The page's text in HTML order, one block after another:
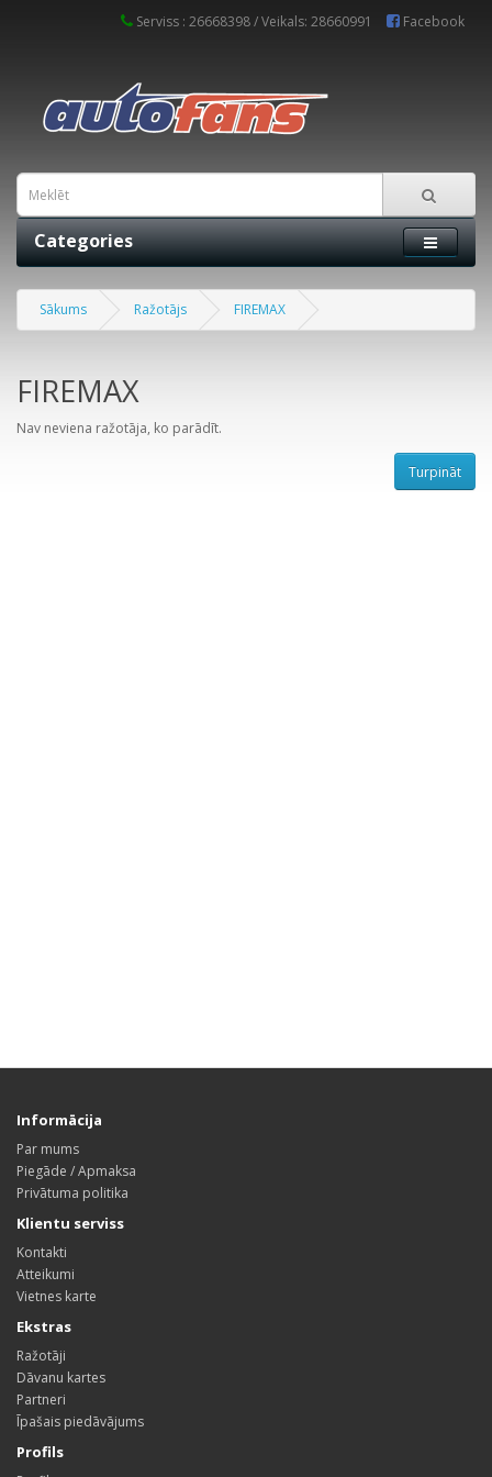
Serviss : 26668398 / Veikals: 28660991 Facebook
Categories
Sākums Ražotājs FIREMAX
FIREMAX
Nav neviena ražotāja, ko parādīt.
Turpināt
Informācija
Par mums
Piegāde / Apmaksa
Privātuma politika
Klientu serviss
Kontakti
Atteikumi
Vietnes karte
Ekstras
Ražotāji
Dāvanu kartes
Partneri
Īpašais piedāvājums
Profils